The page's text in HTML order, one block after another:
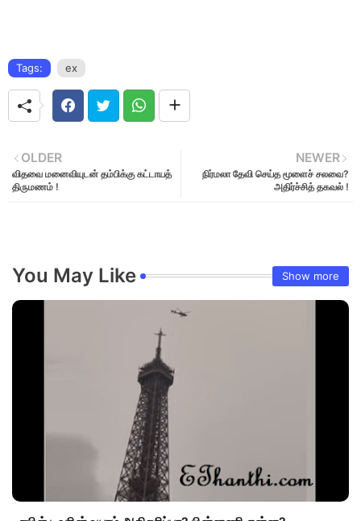
Tags: ex
NEWER
நிர்மலா தேவி செய்த மூளைச் சலவை?
அதிர்ச்சித் தகவல் !
OLDER
விதவை மனைவியுடன் தம்பிக்கு கட்டாயத்
திருமணம் !
You May Like Show more